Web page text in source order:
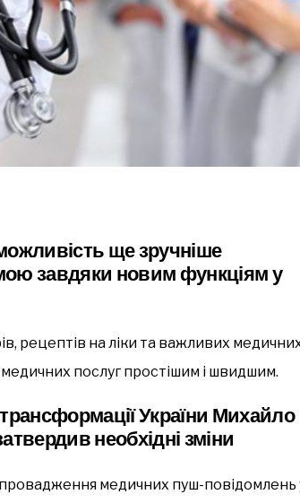
ще зручніше
завдяки новим функціям у
рецептів на ліки та важливих
послуг простішим і швидшим.
України Михайло
необхідні зміни
медичних пуш-повідомлень